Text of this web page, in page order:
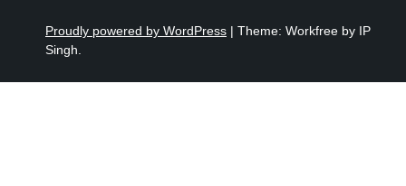
Proudly powered by WordPress | Theme: Workfree by IP
Singh.